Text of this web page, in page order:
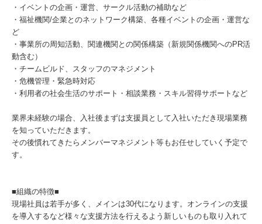
・イベントの企画・運営、サークル活動の補助など
・福祉機関/企業とのネットワーク構築、各種イベントの企画・運営な
ど
・事業所の周知活動、関連機関との関係構築（新規関係機関へのPR活
動含む）
・チームビルド、スタッフのマネジメント
・危機管理・緊急時対応
・利用者の社会生活のサポート・相談業務・スキル習得サポートなど
業界未経験の場合、入社後まずは支援員として入社いただき現場業務
を知っていただきます。
その後慣れてきたらメンバーマネジメント等もお任せしていく予定で
す。
■組織の特徴■
現場社員は若手が多く、メインは30代になります。オンラインの支援
を導入するなど様々な支援方法を行えるよう新しいものも取り入れて